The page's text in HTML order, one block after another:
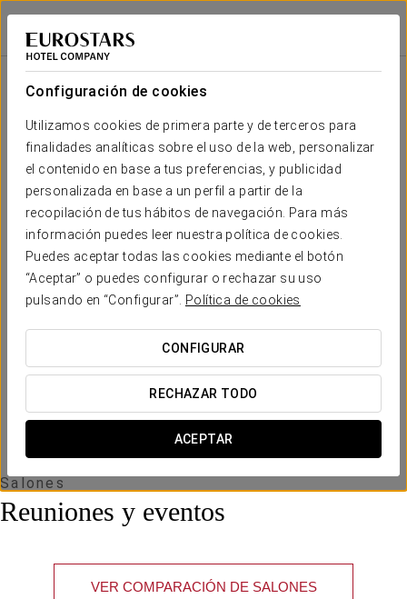
Configuración de cookies
Utilizamos cookies de primera parte y de terceros para
finalidades analíticas sobre el uso de la web, personalizar
el contenido en base a tus preferencias, y publicidad
personalizada en base a un perfil a partir de la
recopilación de tus hábitos de navegación. Para más
información puedes leer nuestra política de cookies.
Puedes aceptar todas las cookies mediante el botón
“Aceptar” o puedes configurar o rechazar su uso
pulsando en “Configurar”.
Política de cookies
CONFIGURAR
RECHAZAR TODO
ACEPTAR
Exe Majestic
NÁPOLES
Tu evento en
SOLICITAR PRESUPUESTO
Salones
Reuniones y eventos
VER COMPARACIÓN DE SALONES
Sala
U
SALA
NISCO
2
x m
altura
- 20 12 6 10 20
CARDUCCI
68 m2
x m
altura
- 60 30 25 30 60
SALA
altura